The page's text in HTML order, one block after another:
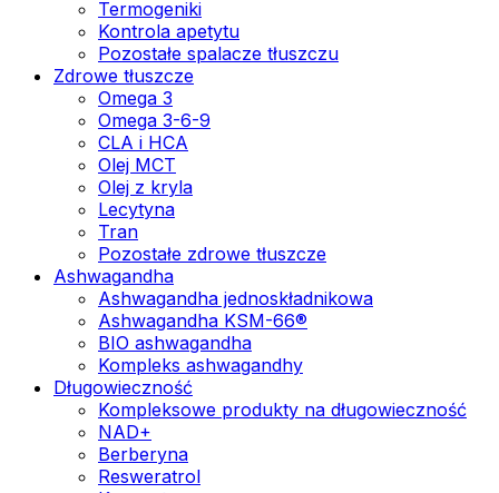
Termogeniki
Kontrola apetytu
Pozostałe spalacze tłuszczu
Zdrowe tłuszcze
Omega 3
Omega 3-6-9
CLA i HCA
Olej MCT
Olej z kryla
Lecytyna
Tran
Pozostałe zdrowe tłuszcze
Ashwagandha
Ashwagandha jednoskładnikowa
Ashwagandha KSM-66®
BIO ashwagandha
Kompleks ashwagandhy
Długowieczność
Kompleksowe produkty na długowieczność
NAD+
Berberyna
Resweratrol